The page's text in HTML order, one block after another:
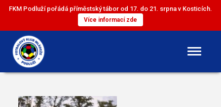
FKM Podluží pořádá příměstský tábor od 17. do 21. srpna v Kosticích.
Více informací zde